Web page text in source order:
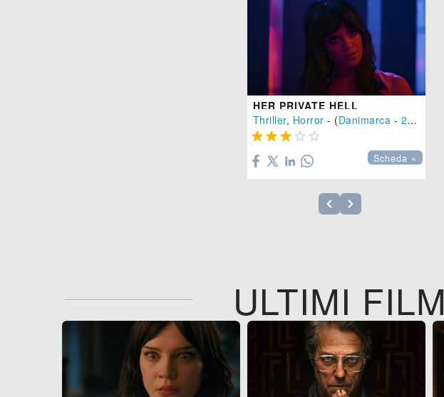
HER PRIVATE HELL
Thriller, Horror - (Danimarca - 2026
    
Scheda »
ULTIMI FILM